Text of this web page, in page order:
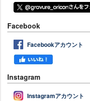
Facebook
Facebookアカウント
Instagram
Instagramアカウント